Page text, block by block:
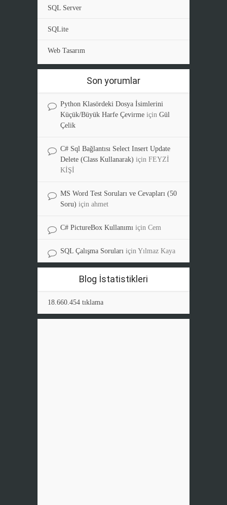
SQL Server
SQLite
Web Tasarım
Son yorumlar
Python Klasördeki Dosya İsimlerini
Küçük/Büyük Harfe Çevirme için Gül
Çelik
C# Sql Bağlantısı Select Insert Update
Delete (Class Kullanarak) için FEYZİ
KİŞİ
MS Word Test Soruları ve Cevapları (50
Soru) için ahmet
C# PictureBox Kullanımı için Cem
SQL Çalışma Soruları için Yılmaz Kaya
Blog İstatistikleri
18.660.454 tıklama